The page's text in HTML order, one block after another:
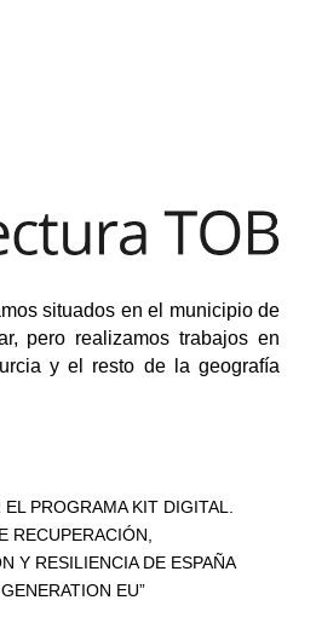
situados en el municipio de
pero realizamos trabajos en
y el resto de la geografía
PROGRAMA KIT DIGITAL.
RECUPERACIÓN,
Y RESILIENCIA DE ESPAÑA
EU”​